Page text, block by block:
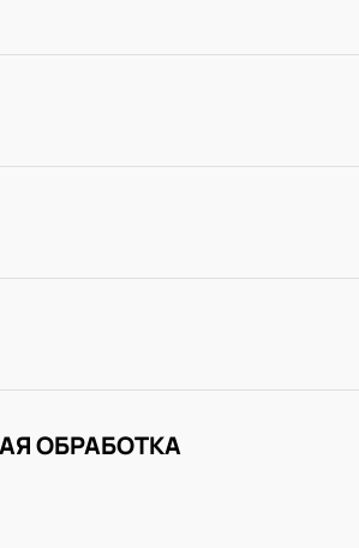
ОБРАБОТКА